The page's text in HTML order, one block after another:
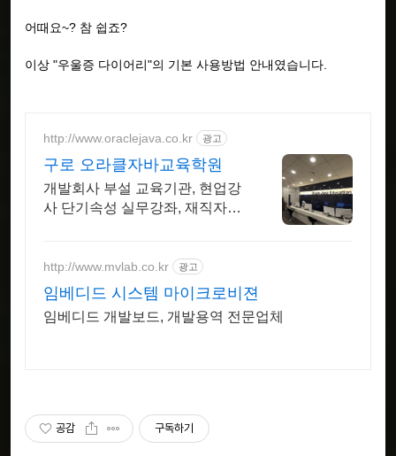
어때요~? 참 쉽죠?
이상 "우울증 다이어리"의 기본 사용방법 안내였습니다.
http://www.oraclejava.co.kr 광고
구로 오라클자바교육학원
개발회사 부설 교육기관, 현업강
사 단기속성 실무강좌, 재직자환
http://www.mvlab.co.kr 광고
임베디드 시스템 마이크로비젼
임베디드 개발보드, 개발용역 전문업체
공감 구독하기